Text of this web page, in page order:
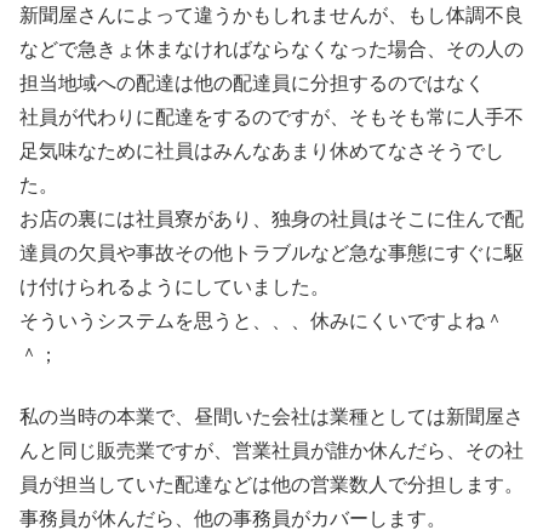
新聞屋さんによって違うかもしれませんが、もし体調不良
などで急きょ休まなければならなくなった場合、その人の
担当地域への配達は他の配達員に分担するのではなく
社員が代わりに配達をするのですが、そもそも常に人手不
足気味なために社員はみんなあまり休めてなさそうでし
た。
お店の裏には社員寮があり、独身の社員はそこに住んで配
達員の欠員や事故その他トラブルなど急な事態にすぐに駆
け付けられるようにしていました。
そういうシステムを思うと、、、休みにくいですよね＾
＾；
私の当時の本業で、昼間いた会社は業種としては新聞屋さ
んと同じ販売業ですが、営業社員が誰か休んだら、その社
員が担当していた配達などは他の営業数人で分担します。
事務員が休んだら、他の事務員がカバーします。